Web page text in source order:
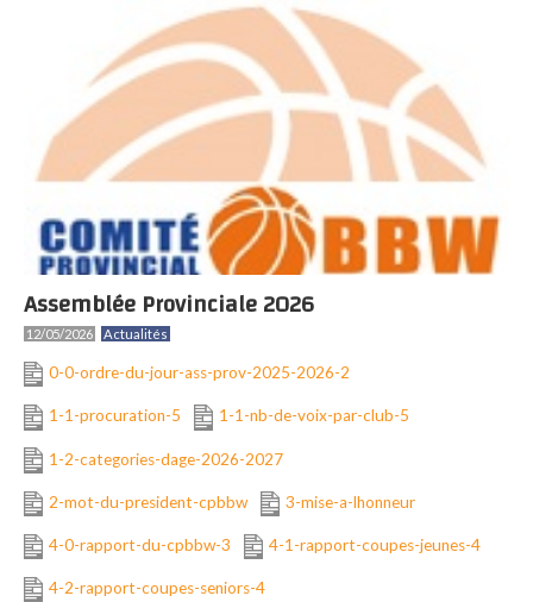
Assemblée Provinciale 2026
12/05/2026 Actualités
0-0-ordre-du-jour-ass-prov-2025-2026-2
1-1-procuration-5 1-1-nb-de-voix-par-club-5
1-2-categories-dage-2026-2027
2-mot-du-president-cpbbw 3-mise-a-lhonneur
4-0-rapport-du-cpbbw-3 4-1-rapport-coupes-jeunes-4
4-2-rapport-coupes-seniors-4